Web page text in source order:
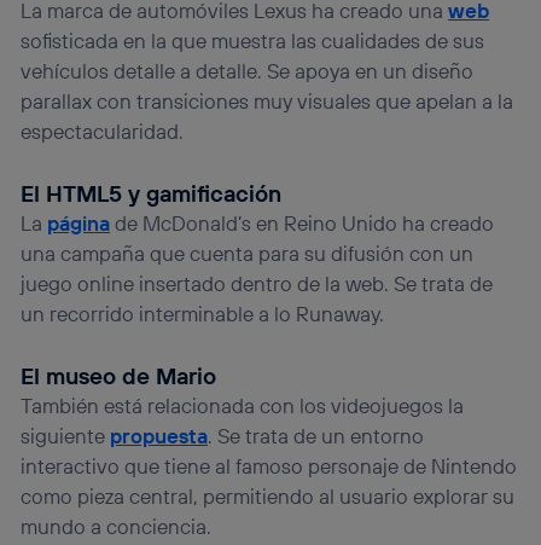
La marca de automóviles Lexus ha creado unaweb
sofisticada en la que muestra las cualidades de sus
vehículos detalle a detalle. Se apoya en un diseño
parallax con transiciones muy visuales que apelan a la
espectacularidad.
El HTML5 y gamificación
La páginade McDonald’s en Reino Unido ha creado
una campaña que cuenta para su difusión con un
juego online insertado dentro de la web. Se trata de
un recorrido interminable a lo Runaway.
El museo de Mario
También está relacionada con los videojuegos la
siguiente propuesta. Se trata de un entorno
interactivo que tiene al famoso personaje de Nintendo
como pieza central, permitiendo al usuario explorar su
mundo a conciencia.